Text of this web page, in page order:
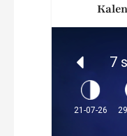
7
21-07-26